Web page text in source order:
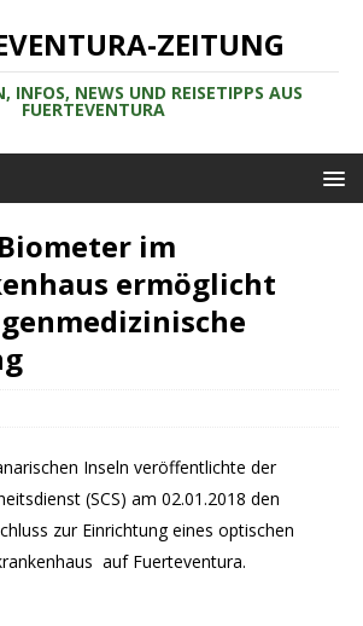
ZEITUNG
INFOS, NEWS UND REISETIPPS AUS
FUERTEVENTURA
im
ermöglicht
Inseln veröffentlichte der
(SCS) am 02.01.2018 den
zur Einrichtung eines optischen
auf Fuerteventura.